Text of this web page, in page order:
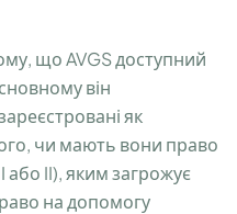
що AVGS доступний
він
як
чи мають вони право
або II), яким загрожує
на допомогу